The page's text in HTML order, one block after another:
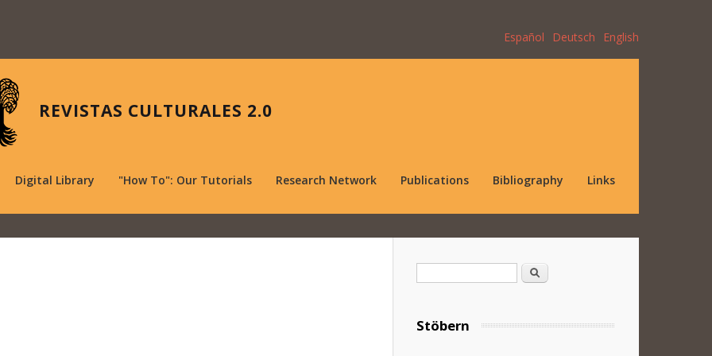
Español Deutsch English
REVISTAS CULTURALES 2.0
Digital Library "How To": Our Tutorials Research Network Publications Bibliography Links
Search
Stöbern